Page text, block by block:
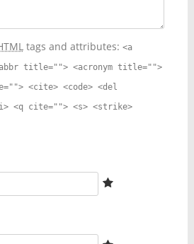
tags and attributes: <a
title=""> <acronym title="">
<cite> <code> <del
<q cite=""> <s> <strike>